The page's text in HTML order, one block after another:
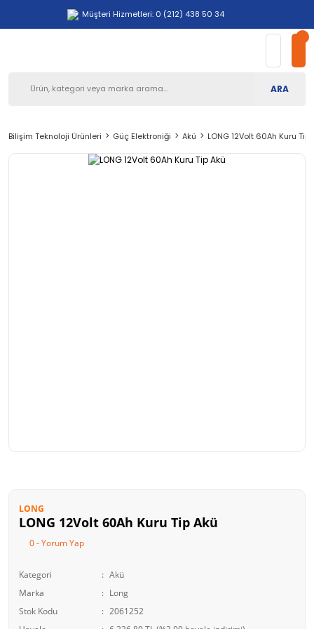
Müşteri Hizmetleri: 0 (212) 438 50 34
ARA
Bilişim Teknoloji Ürünleri Güç Elektroniği Akü LONG 12Volt 60Ah Kuru Tip
LONG
LONG 12Volt 60Ah Kuru Tip Akü
0 - Yorum Yap
Kategori
Akü
Marka
Long
Stok Kodu
2061252